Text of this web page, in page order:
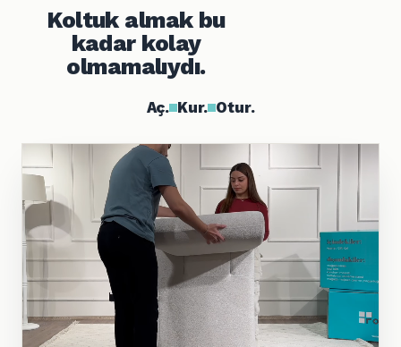
Koltuk almak bu
kadar kolay
olmamalıydı.
Aç. Kur. Otur.